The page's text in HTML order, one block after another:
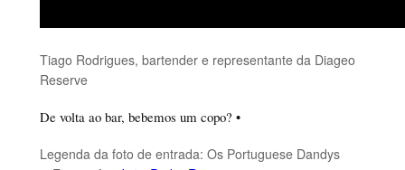
Tiago Rodrigues, bartender e representante da Diageo
Reserve
De volta ao bar, bebemos um copo? •
Legenda da foto de entrada: Os Portuguese Dandys